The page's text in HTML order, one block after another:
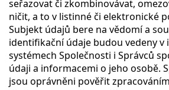
seřazovat či zkombinovávat,
ničit, a to v listinné či elektronické
Subjekt údajů bere na vědomí a
identifikační údaje budou vedeny v
systémech Společnosti i Správců
údaji a informacemi o jeho osobě.
jsou oprávněni pověřit